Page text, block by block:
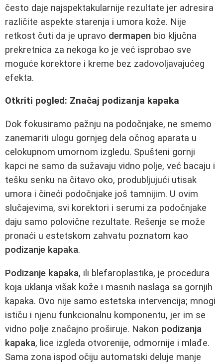
često daje najspektakularnije rezultate jer adresira
različite aspekte starenja i umora kože. Nije
retkost čuti da je upravo dermapen bio ključna
prekretnica za nekoga ko je već isprobao sve
moguće korektore i kreme bez zadovoljavajućeg
efekta.
Otkriti pogled: Značaj podizanja kapaka
Dok fokusiramo pažnju na podočnjake, ne smemo
zanemariti ulogu gornjeg dela očnog aparata u
celokupnom umornom izgledu. Spušteni gornji
kapci ne samo da sužavaju vidno polje, već bacaju i
tešku senku na čitavo oko, produbljujući utisak
umora i čineći podočnjake još tamnijim. U ovim
slučajevima, svi korektori i serumi za podočnjake
daju samo polovične rezultate. Rešenje se može
pronaći u estetskom zahvatu poznatom kao
podizanje kapaka.
Podizanje kapaka, ili blefaroplastika, je procedura
koja uklanja višak kože i masnih naslaga sa gornjih
kapaka. Ovo nije samo estetska intervencija; mnogi
ističu i njenu funkcionalnu komponentu, jer im se
vidno polje značajno proširuje. Nakon podizanja
kapaka, lice izgleda otvorenije, odmornije i mlađe.
Sama zona ispod očiju automatski deluje manje